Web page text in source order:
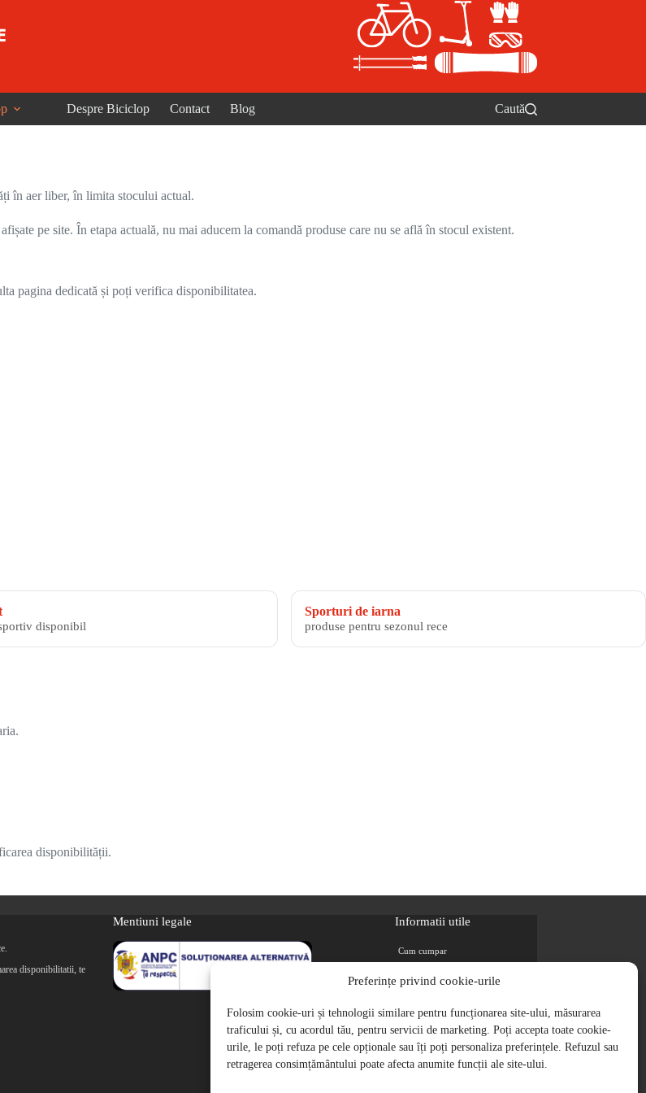
Preferințe privind cookie-urile
Folosim cookie-uri și tehnologii similare pentru funcționarea site-ului, măsurarea
traficului și, cu acordul tău, pentru servicii de marketing. Poți accepta toate cookie-
urile, le poți refuza pe cele opționale sau îți poți personaliza preferințele. Refuzul sau
retragerea consimțământului poate afecta anumite funcții ale site-ului.
Despre Biciclop Contact Blog Caută
în aer liber, în limita stocului actual.
pe site. În etapa actuală, nu mai aducem la comandă produse care nu se află în stocul existent.
pagina dedicată și poți verifica disponibilitatea.
disponibil
Sporturi de iarna
produse pentru sezonul rece
disponibilității.
disponibilitatii, te
Mentiuni legale Informatii utile
Cum cumpar
Magazine partenere
Retur
Cariere
Politica de Confidentialitate